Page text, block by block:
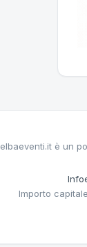
elbaeventi.it è un
Importo